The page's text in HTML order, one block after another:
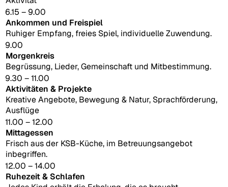
6.15 – 9.00
Ankommen und Freispiel
Ruhiger Empfang, freies Spiel, individuelle Zuwendung.
9.00
Morgenkreis
Begrüssung, Lieder, Gemeinschaft und Mitbestimmung.
9.30 – 11.00
Aktivitäten & Projekte
Kreative Angebote, Bewegung & Natur, Sprachförderung,
Ausflüge
11.00 – 12.00
Mittagessen
Frisch aus der KSB-Küche, im Betreuungsangebot
inbegriffen.
12.00 – 14.00
Ruhezeit & Schlafen